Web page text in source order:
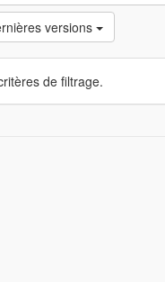
versions
de filtrage.